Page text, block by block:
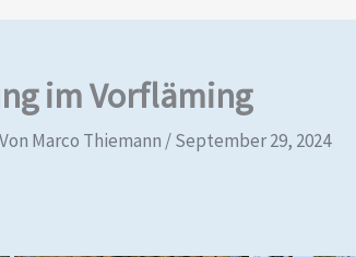
im Vorfläming
Marco Thiemann/September 29, 2024